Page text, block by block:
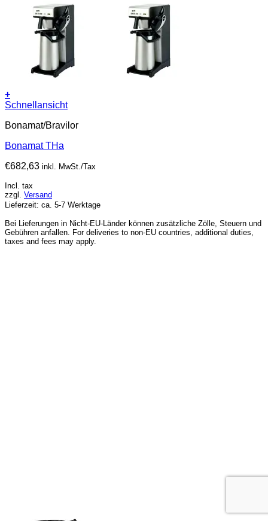
+
Schnellansicht
Bonamat/Bravilor
Bonamat THa
€682,63 inkl. MwSt./Tax
Incl. tax
zzgl. Versand
Lieferzeit: ca. 5-7 Werktage
Bei Lieferungen in Nicht-EU-Länder können zusätzliche Zölle, Steuern und
Gebühren anfallen. For deliveries to non-EU countries, additional duties,
taxes and fees may apply.